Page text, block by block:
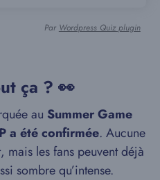
Par Wordpress Quiz plugin
ça ? 👀
au Summer Game
a été confirmée. Aucune
mais les fans peuvent déjà
sombre qu’intense.